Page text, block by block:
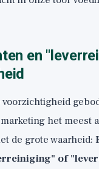
en
het meest
de grote waarheid:
of